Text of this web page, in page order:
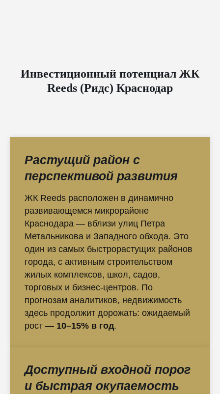
Инвестиционный потенциал ЖК
Reeds (Ридс) Краснодар
Растущий район с
перспективой развития
ЖК Reeds расположен в динамично
развивающемся микрорайоне
Краснодара — вблизи улиц Петра
Метальникова и Западного обхода. Это
один из самых быстрорастущих районов
города, с активным строительством
жилых комплексов, школ, садов,
торговых и бизнес-центров. По
прогнозам аналитиков, недвижимость
здесь продолжит дорожать: ожидаемый
рост — 10–15% в год.
Доступный входной порог
и быстрая окупаемость